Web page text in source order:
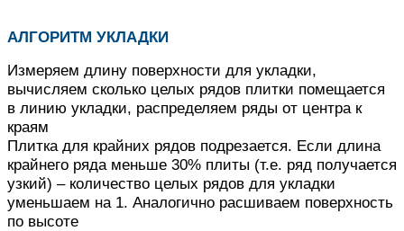
АЛГОРИТМ УКЛАДКИ
Измеряем длину поверхности для укладки,
вычисляем сколько целых рядов плитки помещается
в линию укладки, распределяем ряды от центра к
краям
Плитка для крайних рядов подрезается. Если длина
крайнего ряда меньше 30% плиты (т.е. ряд получается
узкий) – количество целых рядов для укладки
уменьшаем на 1. Аналогично расшиваем поверхность
по высоте